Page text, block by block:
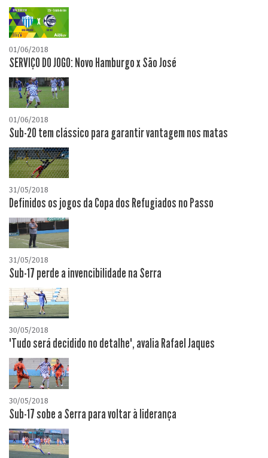
01/06/2018
SERVIÇO DO JOGO: Novo Hamburgo x São José
01/06/2018
Sub-20 tem clássico para garantir vantagem nos matas
31/05/2018
Definidos os jogos da Copa dos Refugiados no Passo
31/05/2018
Sub-17 perde a invencibilidade na Serra
30/05/2018
"Tudo será decidido no detalhe", avalia Rafael Jaques
30/05/2018
Sub-17 sobe a Serra para voltar à liderança